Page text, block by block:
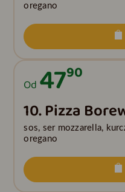
oregano
Od 4790
10. Pizza
sos, ser mozzarella,
oregano